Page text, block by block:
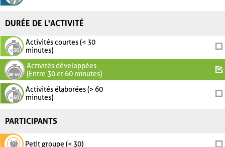
DURÉE DE L'ACTIVITÉ
Activités courtes (< 30
minutes)
Activités développées
(Entre 30 et 60 minutes)
Activités élaborées (> 60
minutes)
PARTICIPANTS
Petit groupe (< 30)